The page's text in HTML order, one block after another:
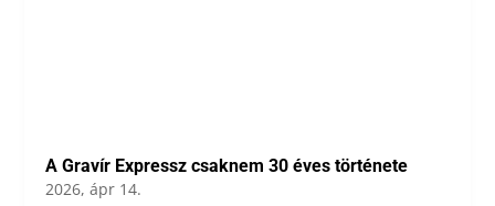
A Gravír Expressz csaknem 30 éves története
2026, ápr 14.